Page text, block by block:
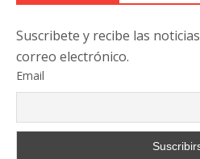
Suscribete y recibe las
correo electrónico.
Email